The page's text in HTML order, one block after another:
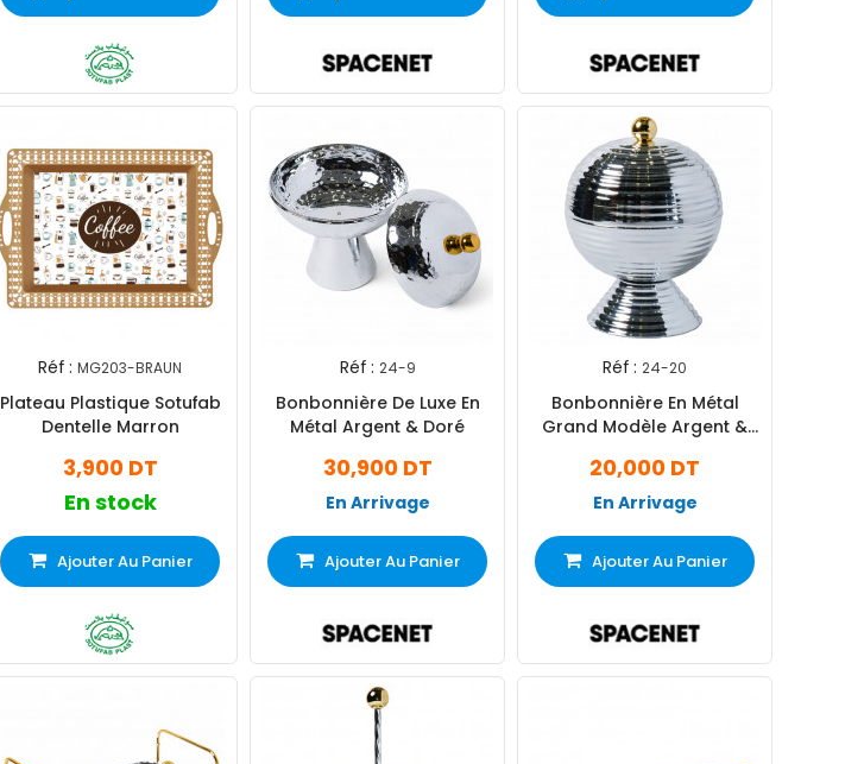
Réf : MG203-BRAUN
Plateau Plastique Sotufab
Dentelle Marron
3,900 DT
En stock
Ajouter Au Panier
Réf : 24-9
Bonbonnière De Luxe En
Métal Argent & Doré
30,900 DT
En Arrivage
Ajouter Au Panier
Réf : 24-20
Bonbonnière En Métal
Grand Modèle Argent &
20,000 DT
En Arrivage
Ajouter Au Panier